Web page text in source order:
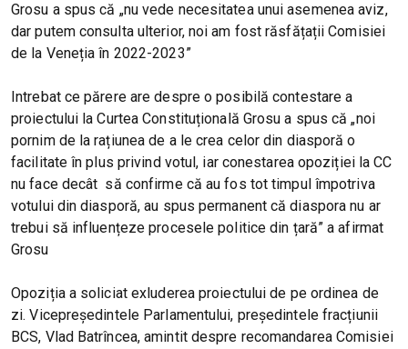
Grosu a spus că „nu vede necesitatea unui asemenea aviz,
dar putem consulta ulterior, noi am fost răsfățații Comisiei
de la Veneția în 2022-2023”
Intrebat ce părere are despre o posibilă contestare a
proiectului la Curtea Constituțională Grosu a spus că „noi
pornim de la rațiunea de a le crea celor din diasporă o
facilitate în plus privind votul, iar conestarea opoziției la CC
nu face decât să confirme că au fos tot timpul împotriva
votului din diasporă, au spus permanent că diaspora nu ar
trebui să influențeze procesele politice din țară” a afirmat
Grosu
Opoziția a soliciat exluderea proiectului de pe ordinea de
zi. Vicepreședintele Parlamentului, președintele fracțiunii
BCS, Vlad Batrîncea, amintit despre recomandarea Comisiei